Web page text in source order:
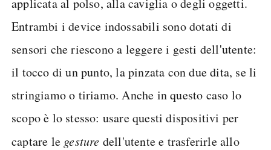
applicata al polso, alla caviglia o degli oggetti.
Entrambi i device indossabili sono dotati di
sensori che riescono a leggere i gesti dell'utente:
il tocco di un punto, la pinzata con due dita, se li
stringiamo o tiriamo. Anche in questo caso lo
scopo è lo stesso: usare questi dispositivi per
captare le gesture dell'utente e trasferirle allo